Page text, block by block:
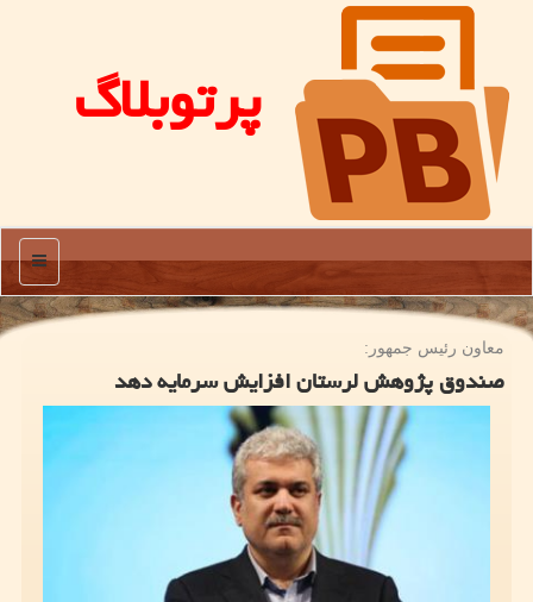
پرتوبلاگ
منو
معاون رئیس جمهور:
صندوق پژوهش لرستان افزایش سرمایه دهد